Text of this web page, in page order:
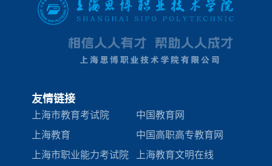
友情链接
上海市教育考试院 中国教育网
上海教育 中国高职高专教育网
上海市职业能力考试院 上海教育文明在线